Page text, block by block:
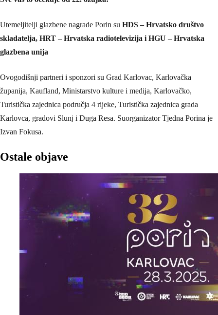
Utemeljitelji glazbene nagrade Porin su HDS – Hrvatsko društvo
skladatelja, HRT – Hrvatska radiotelevizija i HGU – Hrvatska
glazbena unija
Ovogodišnji partneri i sponzori su Grad Karlovac, Karlovačka
županija, Kaufland, Ministarstvo kulture i medija, Karlovačko,
Turistička zajednica područja 4 rijeke, Turistička zajednica grada
Karlovca, gradovi Slunj i Duga Resa. Suorganizator Tjedna Porina je
Izvan Fokusa.
Ostale objave